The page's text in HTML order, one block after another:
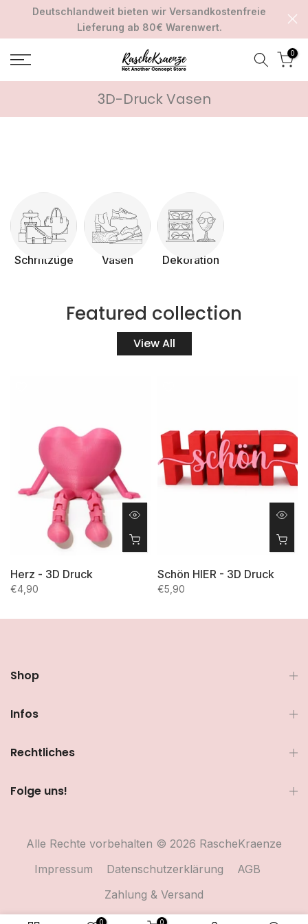
springen
Deutschlandweit bieten wir Versandkostenfreie
Lieferung ab 80€ Warenwert.
0
3D-Druck Vasen
Schriftzüge Vasen Dekoration
Featured collection
View All
Herz - 3D Druck
€4,90
Schön HIER - 3D Druck
€5,90
Shop
Infos
Rechtliches
Folge uns!
Alle Rechte vorbehalten © 2026 RascheKraenze
Impressum
Datenschutzerklärung
AGB
Zahlung & Versand
0 0